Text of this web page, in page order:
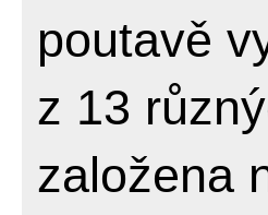
poutavě
z 13
založena